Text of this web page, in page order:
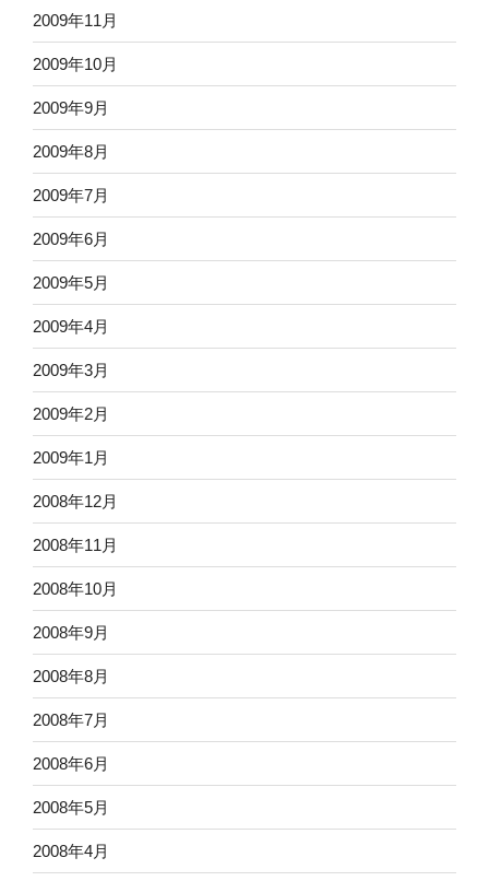
2009年11月
2009年10月
2009年9月
2009年8月
2009年7月
2009年6月
2009年5月
2009年4月
2009年3月
2009年2月
2009年1月
2008年12月
2008年11月
2008年10月
2008年9月
2008年8月
2008年7月
2008年6月
2008年5月
2008年4月